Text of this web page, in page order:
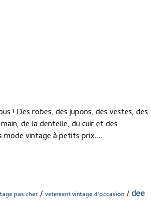
! Des robes, des jupons, des vestes, des
de la dentelle, du cuir et des
mode vintage à petits prix....
pas cher / vetement vintage d'occasion /dee